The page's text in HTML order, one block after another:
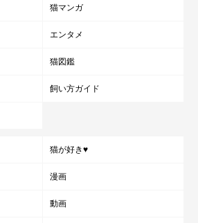
猫マンガ
エンタメ
猫図鑑
飼い方ガイド
猫が好き♥
漫画
動画